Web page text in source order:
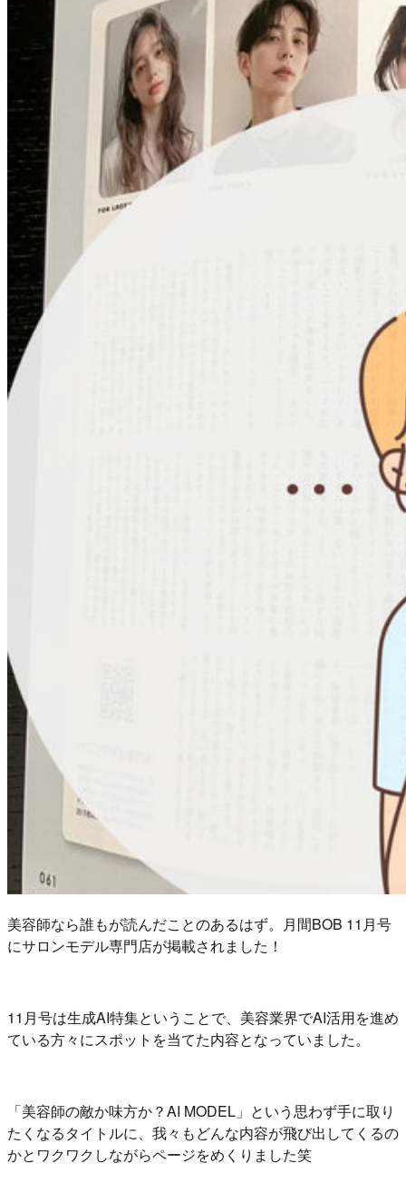
美容師なら誰もが読んだことのあるはず。月間BOB 11月号
にサロンモデル専門店が掲載されました！
11月号は生成AI特集ということで、美容業界でAI活用を進め
ている方々にスポットを当てた内容となっていました。
「美容師の敵か味方か？AI MODEL」という思わず手に取り
たくなるタイトルに、我々もどんな内容が飛び出してくるの
かとワクワクしながらページをめくりました笑